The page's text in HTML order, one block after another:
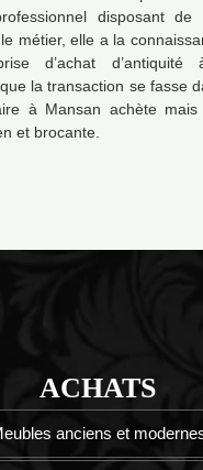
disposant de
métier, elle a la
d’achat
la transaction se fasse
à Mansan achète
et brocante.
ACHATS
anciens et